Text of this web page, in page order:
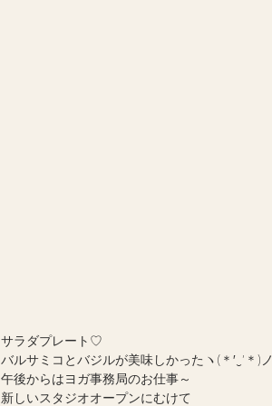
サラダプレート♡
バルサミコとバジルが美味しかったヽ(＊′‿’＊)ノ
午後からはヨガ事務局のお仕事～
新しいスタジオオープンにむけて